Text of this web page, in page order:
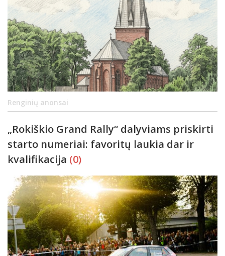
Renginių anonsai
„Rokiškio Grand Rally“ dalyviams priskirti
starto numeriai: favoritų laukia dar ir
kvalifikacija (0)